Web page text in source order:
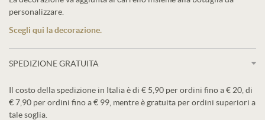
personalizzare.
Scegli qui la decorazione.
SPEDIZIONE GRATUITA
Il costo della spedizione in Italia è di € 5,90 per ordini fino a € 20, di
€ 7,90 per ordini fino a € 99, mentre è gratuita per ordini superiori a
tale soglia.